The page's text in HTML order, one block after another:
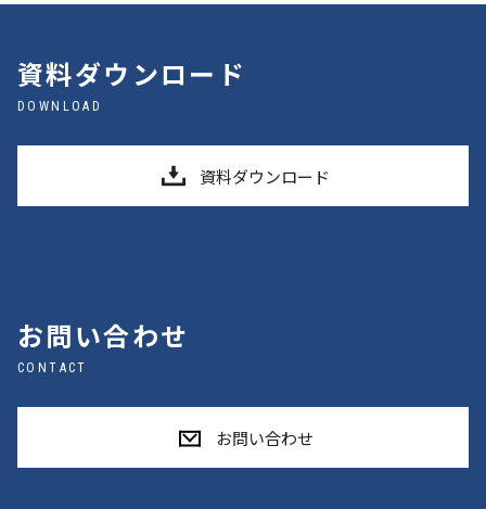
資料ダウンロード
DOWNLOAD
資料ダウンロード
お問い合わせ
CONTACT
お問い合わせ